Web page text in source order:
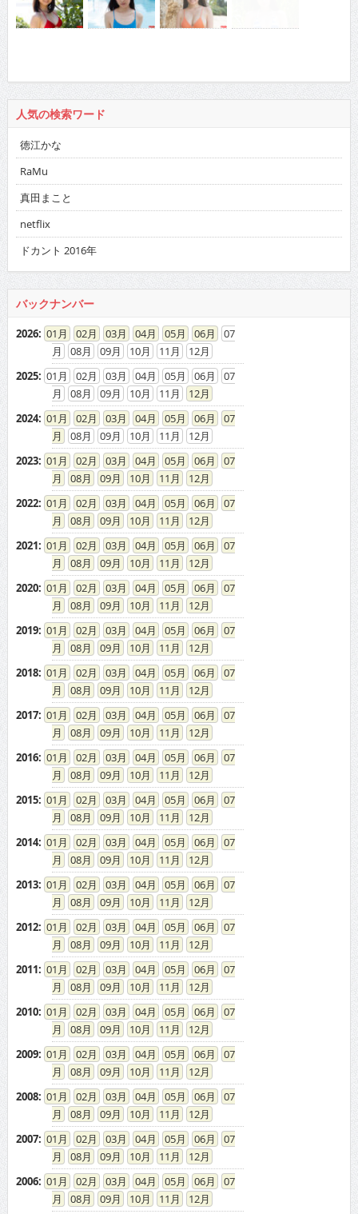
人気の検索ワード
徳江かな
RaMu
真田まこと
netflix
ドカント 2016年
バックナンバー
2026: 01 02 03 04 05 06
07
08
09 10 11
12
2025: 01 02 03 04 05 06
07
08
09 10 11
12
2024: 01 02 03 04 05 06
07
08
09 10 11
12
2023: 01 02 03 04 05 06
07
08
09 10 11
12
2022: 01 02 03 04 05 06
07
08
09 10 11
12
2021: 01 02 03 04 05 06
07
08
09 10 11
12
2020: 01 02 03 04 05 06
07
08
09 10 11
12
2019: 01 02 03 04 05 06
07
08
09 10 11
12
2018: 01 02 03 04 05 06
07
08
09 10 11
12
2017: 01 02 03 04 05 06
07
08
09 10 11
12
2016: 01 02 03 04 05 06
07
08
09 10 11
12
2015: 01 02 03 04 05 06
07
08
09 10 11
12
2014: 01 02 03 04 05 06
07
08
09 10 11
12
2013: 01 02 03 04 05 06
07
08
09 10 11
12
2012: 01 02 03 04 05 06
07
08
09 10 11
12
2011: 01 02 03 04 05 06
07
08
09 10 11
12
2010: 01 02 03 04 05 06
07
08
09 10 11
12
2009: 01 02 03 04 05 06
07
08
09 10 11
12
2008: 01 02 03 04 05 06
07
08
09 10 11
12
2007: 01 02 03 04 05 06
07
08
09 10 11
12
2006: 01 02 03 04 05 06
07
08
09 10 11
12